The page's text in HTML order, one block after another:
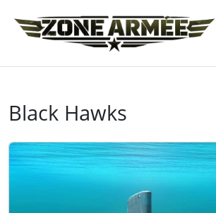
Black Hawks